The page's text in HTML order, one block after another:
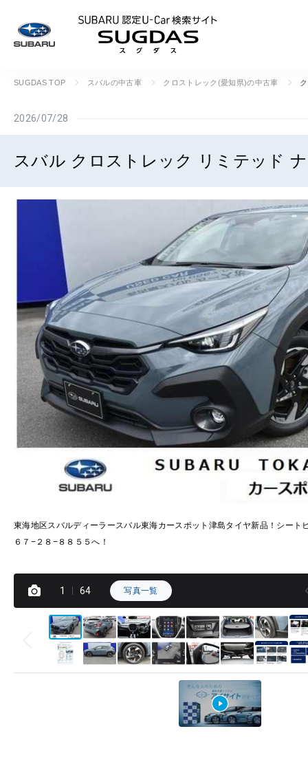
SUGDAS TOP スバルの中古車 クロストレック(愛知県)の中古車
2026/07/28
スバル クロストレック リミテッド
東海地区スバルディーラースバル東海カースポット津島タイヤ新品！シート
６７−２８−８８５５へ！
1 64 写真一覧